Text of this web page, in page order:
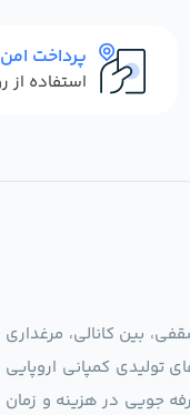
پرداخت امن
بین کانالی، مرغداری
کمپانی اروپایی
نموده و این عمر باعث صرفه جویی در هزینه و زمان